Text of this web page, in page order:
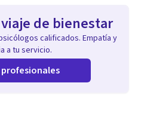
de bienestar
calificados. Empatía y
a tu servicio.